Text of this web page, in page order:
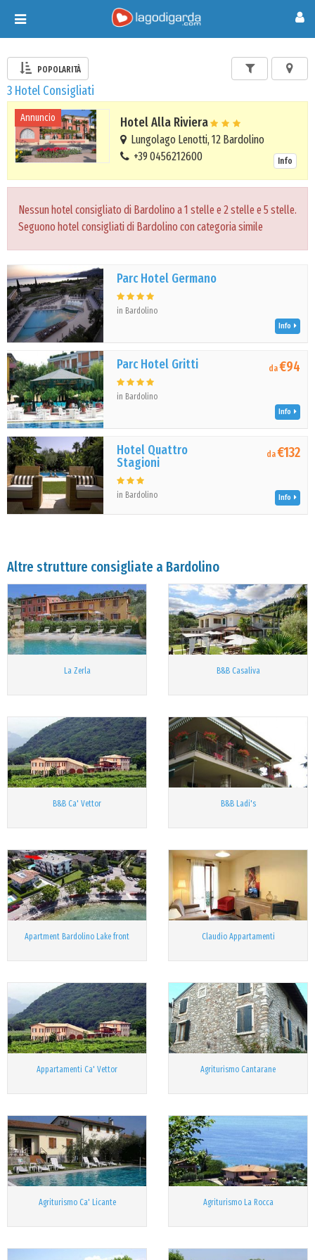
Toggle
navigation
POPOLARITÀ
3 Hotel Consigliati
Annuncio Hotel Alla Riviera
Lungolago Lenotti, 12 Bardolino
+39 0456212600
Info
Nessun hotel consigliato di Bardolino a 1 stelle e 2 stelle e 5 stelle.
Seguono hotel consigliati di Bardolino con categoria simile
Parc Hotel Germano
in Bardolino
Info
Parc Hotel Gritti
in Bardolino
da€94
Info
Hotel Quattro
Stagioni
in Bardolino
da€132
Info
Altre strutture consigliate a Bardolino
La Zerla B&B Casaliva
B&B Ca' Vettor B&B Ladi's
Apartment Bardolino Lake front Claudio Appartamenti
Appartamenti Ca' Vettor Agriturismo Cantarane
Agriturismo Ca' Licante Agriturismo La Rocca